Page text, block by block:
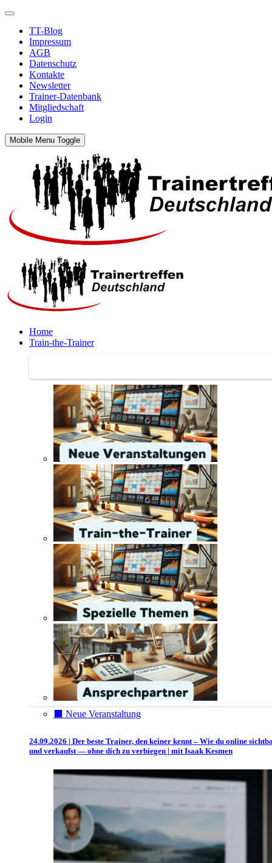
TT-Blog
Impressum
AGB
Datenschutz
Kontakte
Newsletter
Trainer-Datenbank
Mitgliedschaft
Login
Mobile Menu Toggle
Home
Train-the-Trainer
⬛️ Neue Veranstaltung
24.09.2026 | Der beste Trainer, den keiner kennt – Wie du online
und verkaufst — ohne dich zu verbiegen | mit Isaak Kesmen